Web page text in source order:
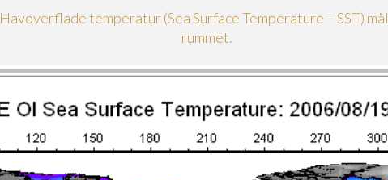
Havoverflade temperatur (Sea Surface Temperature – SST)
rummet.